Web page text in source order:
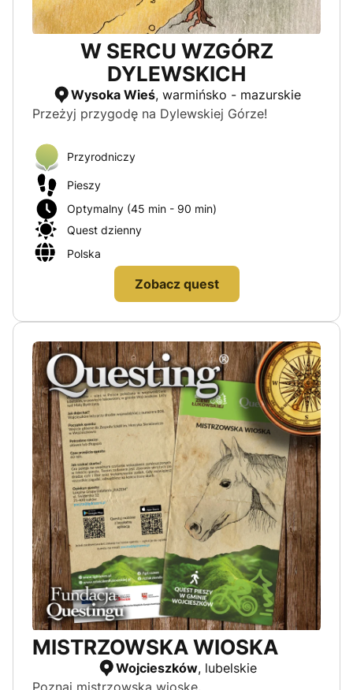
W SERCU WZGÓRZ
DYLEWSKICH
Wysoka Wieś, warmińsko - mazurskie
Przeżyj przygodę na Dylewskiej Górze!
Przyrodniczy
Pieszy
Optymalny (45 min - 90 min)
Quest dzienny
Polska
Zobacz quest
MISTRZOWSKA WIOSKA
Wojcieszków, lubelskie
Poznaj mistrzowską wioskę.